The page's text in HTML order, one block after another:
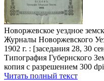
Новоржевское уездное
Журналы Новоржевского
1902 г. : [заседания 28, 30
Типография Губернского
копия с разрешением 300
Читать полный текст